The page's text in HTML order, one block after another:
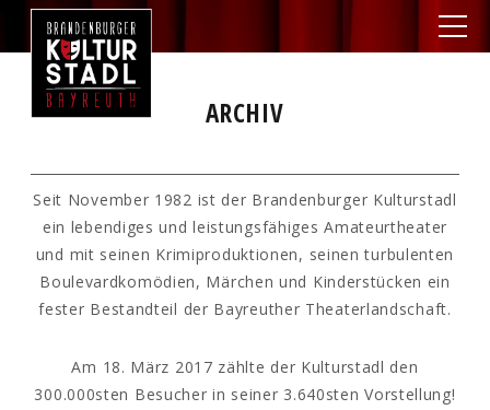
ARCHIV
Seit November 1982 ist der Brandenburger Kulturstadl
ein lebendiges und leistungsfähiges Amateurtheater
und mit seinen Krimiproduktionen, seinen turbulenten
Boulevardkomödien, Märchen und Kinderstücken ein
fester Bestandteil der Bayreuther Theaterlandschaft.
Am 18. März 2017 zählte der Kulturstadl den
300.000sten Besucher in seiner 3.640sten Vorstellung!